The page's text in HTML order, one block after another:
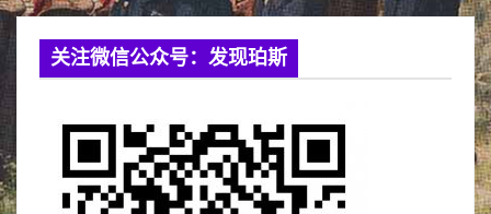
关注微信公众号：发现珀斯